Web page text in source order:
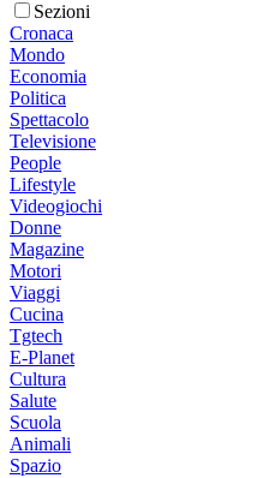
Sezioni
Cronaca
Mondo
Economia
Politica
Spettacolo
Televisione
People
Lifestyle
Videogiochi
Donne
Magazine
Motori
Viaggi
Cucina
Tgtech
E-Planet
Cultura
Salute
Scuola
Animali
Spazio